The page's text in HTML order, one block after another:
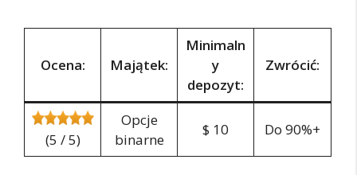
Ocena: Majątek:
Minimaln
y
depozyt:
Zwrócić:
(5 / 5)
Opcje
binarne
$ 10 Do 90%+